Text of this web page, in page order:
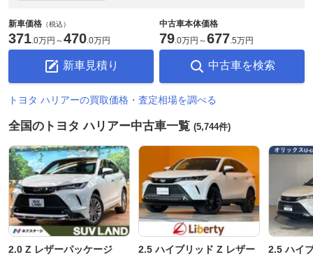
新車価格 （税込）
371.0万円 ～470.0万円
新車見積り
中古車本体価格
79.0万円 ～677.5万円
中古車を検索
トヨタ ハリアーの買取価格・査定相場を調べる
全国のトヨタ ハリアー中古車一覧 (5,744件)
2.0 Z レザーパッケージ
2.5 ハイブリッド Z レザー
2.5 ハイ